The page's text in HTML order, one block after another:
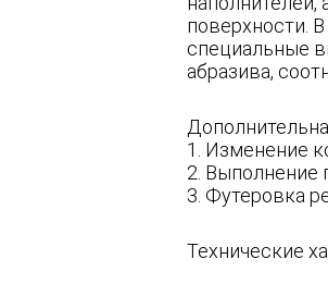
поверхности.
специальные
абразива,
1. Изменение
2. Выполнение
3. Футеровка
Технические